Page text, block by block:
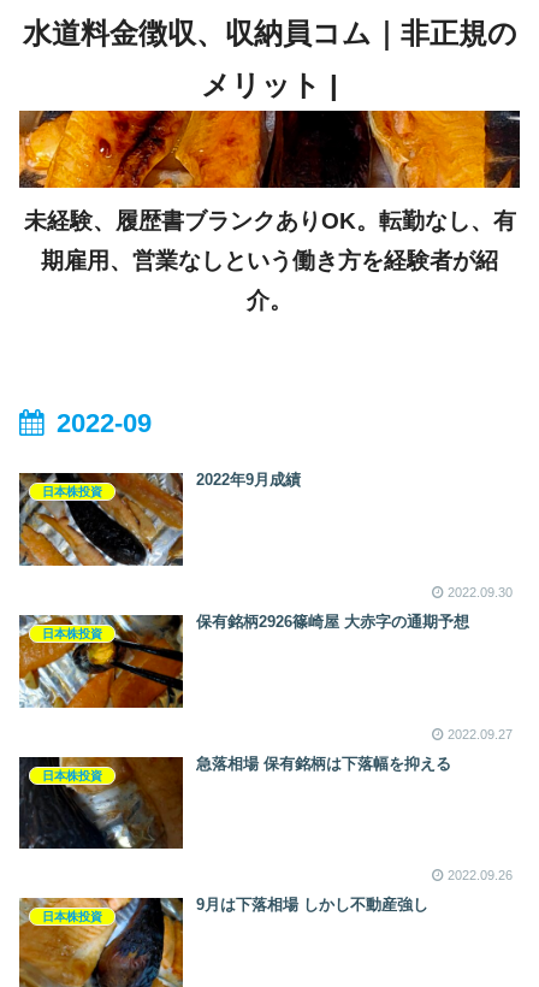
未経験、履歴書ブランクありOK。転勤なし、有
期雇用、営業なしという働き方を経験者が紹
介。
2022-09
日本株投資
2022年9月成績
2022.09.30
日本株投資
保有銘柄2926篠崎屋 大赤字の通期予想
2022.09.27
日本株投資
急落相場 保有銘柄は下落幅を抑える
2022.09.26
日本株投資
9月は下落相場 しかし不動産強し